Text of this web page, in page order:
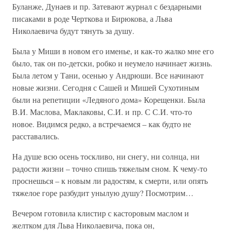
Буланже, Дунаев и пр. Затевают журнал с бездарными
писаками в роде Черткова и Бирюкова, а Льва
Николаевича будут тянуть за душу.
Была у Миши в новом его именье, и как-то жалко мне его
было, так он по-детски, робко и неумело начинает жизнь.
Была летом у Тани, осенью у Андрюши. Все начинают
новые жизни. Сегодня с Сашей и Мишей Сухотиным
были на репетиции «Ледяного дома» Корещенки. Была
В.И. Маслова, Маклаковы, С.И. и пр. С С.И. что-то
новое. Видимся редко, а встречаемся – как будто не
расставались.
На душе всю осень тоскливо, ни снегу, ни солнца, ни
радости жизни – точно спишь тяжелым сном. К чему-то
проснешься – к новым ли радостям, к смерти, или опять
тяжелое горе разбудит унылую душу? Посмотрим…
Вечером готовила клистир с касторовым маслом и
желтком для Льва Николаевича, пока он,